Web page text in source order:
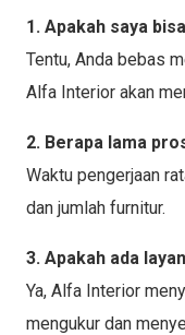
1. Apakah saya
Tentu, Anda bebas
Alfa Interior akan
2. Berapa lama
Waktu pengerjaan
dan jumlah furnitur.
3. Apakah ada
Ya, Alfa Interior
mengukur dan